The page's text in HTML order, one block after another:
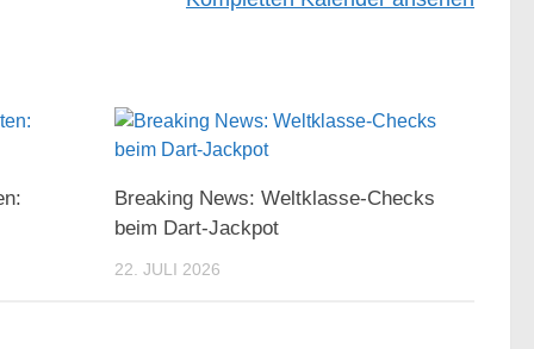
Breaking News: Weltklasse-Checks
beim Dart-Jackpot
22. JULI 2026